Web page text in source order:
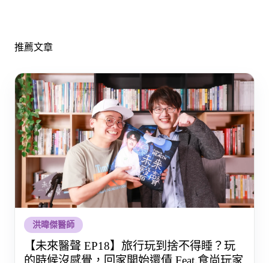
推薦文章
洪暐傑醫師
【未來醫聲 EP18】旅行玩到捨不得睡？玩
的時候沒感覺，回家開始還債 Feat.食尚玩家